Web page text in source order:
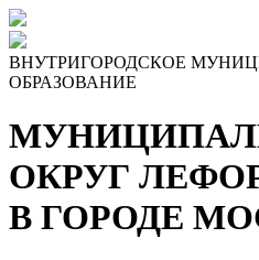
ВНУТРИГОРОДСКОЕ
ОБРАЗОВАНИЕ
ОКРУГ
В ГОРОДЕ